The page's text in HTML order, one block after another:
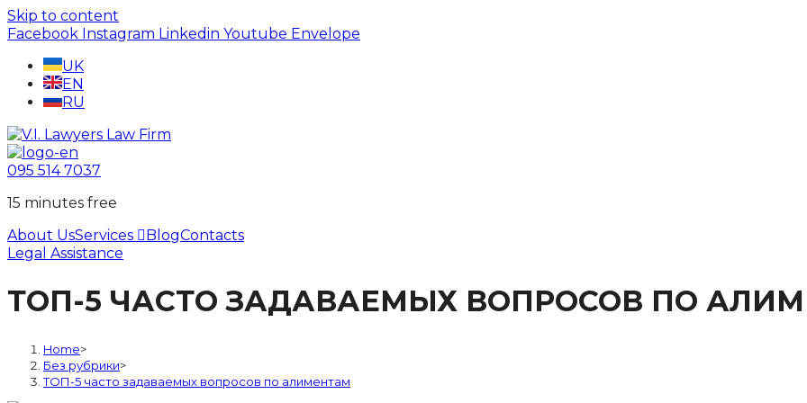
Skip to content
Facebook Instagram Linkedin Youtube Envelope
UK
EN
RU
095 514 7037
15 minutes free
About UsServices BlogContacts
Legal Assistance
ТОП-5 ЧАСТО ЗАДАВАЕМЫХ ВОПРОСОВ ПО
Home>
Без рубрики>
ТОП-5 часто задаваемых вопросов по алиментам